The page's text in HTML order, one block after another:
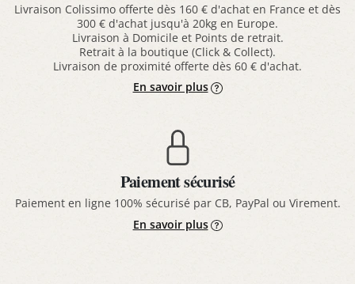
Livraison Colissimo offerte dès 160 € d'achat en France et dès
300 € d'achat jusqu'à 20kg en Europe.
Livraison à Domicile et Points de retrait.
Retrait à la boutique (Click & Collect).
Livraison de proximité offerte dès 60 € d'achat.
En savoir plus
Paiement sécurisé
Paiement en ligne 100% sécurisé par CB, PayPal ou Virement.
En savoir plus